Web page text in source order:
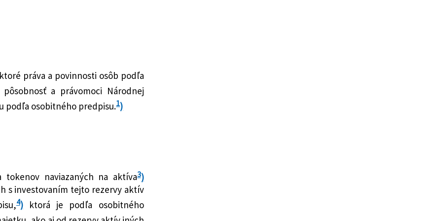
pri finančných službách
službách a o zmene a doplnení
práva a povinnosti osôb podľa
pôsobnosť a právomoci Národnej
podľa osobitného predpisu.1)
naviazaných na aktíva3)
s investovaním tejto rezervy aktív
4)ktorá je podľa osobitného